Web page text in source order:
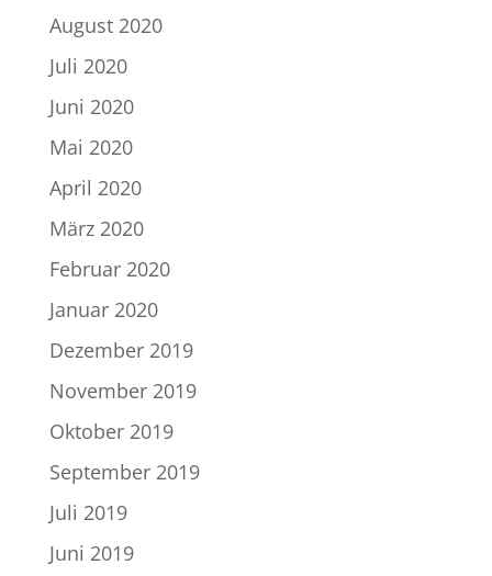
August 2020
Juli 2020
Juni 2020
Mai 2020
April 2020
März 2020
Februar 2020
Januar 2020
Dezember 2019
November 2019
Oktober 2019
September 2019
Juli 2019
Juni 2019